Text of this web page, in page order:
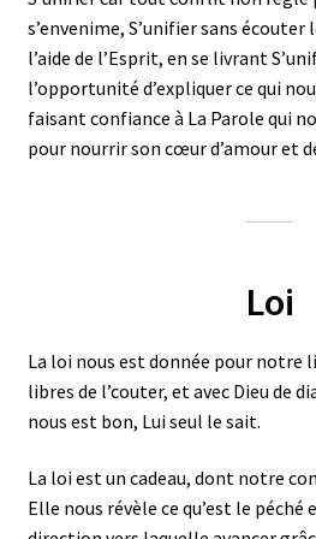
s’envenime, S’unifier sans
l’aide de l’Esprit, en se livrant
l’opportunité d’expliquer ce qui
faisant confiance à La Parole qui
pour nourrir son cœur d’amour et
Loi
La loi nous est donnée pour notre
libres de l’couter, et avec Dieu de
nous est bon, Lui seul le sait.
La loi est un cadeau, dont notre
Elle nous révèle ce qu’est le péché